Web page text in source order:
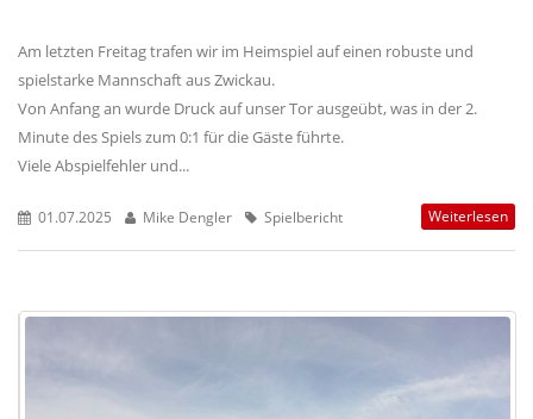
Am letzten Freitag trafen wir im Heimspiel auf einen robuste und
spielstarke Mannschaft aus Zwickau.
Von Anfang an wurde Druck auf unser Tor ausgeübt, was in der 2.
Minute des Spiels zum 0:1 für die Gäste führte.
Viele Abspielfehler und...
01.07.2025 Mike Dengler Spielbericht Weiterlesen